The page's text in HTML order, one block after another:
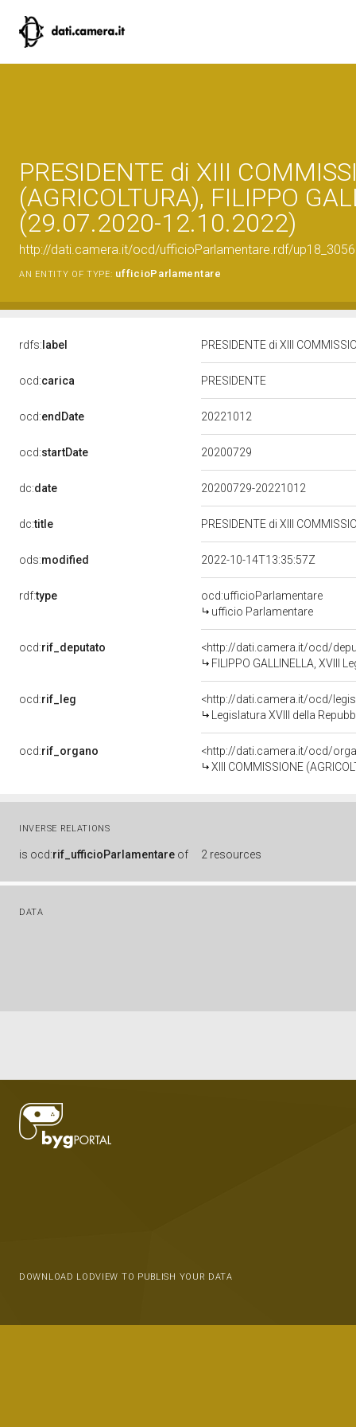
PRESIDENTE di XIII
(AGRICOLTURA), FILIPPO
(29.07.2020-12.10.2022)
http://dati.camera.it/ocd/ufficioParlamentare.rdf/
AN ENTITY OF TYPE: ufficioParlamentare
rdfs: label PRESIDENTE di XIII
ocd:carica PRESIDENTE
ocd:endDate 20221012
ocd:startDate 20200729
dc:date 20200729-20221012
dc:title PRESIDENTE di XIII
ods:modified 2022-10-14T13:35:57Z
rdf:type
ocd:ufficioParlamentare
ufficio Parlamentare
ocd:rif_deputato
<http://dati.camera.it/ocd/
FILIPPO GALLINELLA, XVIII
ocd:rif_leg
<http://dati.camera.it/ocd/
Legislatura XVIII della
ocd:rif_organo
<http://dati.camera.it/ocd/
XIII COMMISSIONE
INVERSE RELATIONS
is ocd:rif_ufficioParlamentare of 2 resources
DATA
DOWNLOAD LODVIEW TO PUBLISH YOUR DATA